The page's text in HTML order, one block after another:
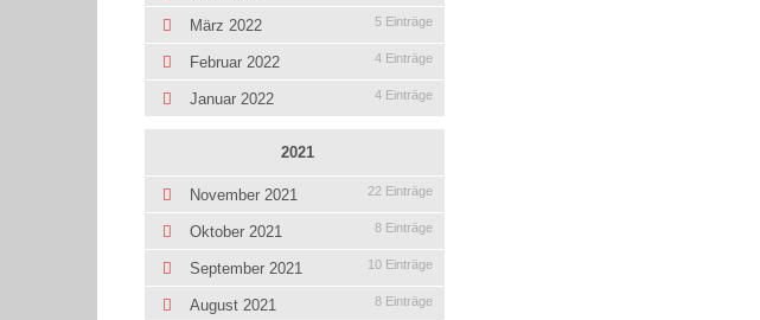
März 2022 5 Einträge
Februar 2022 4 Einträge
Januar 2022 4 Einträge
2021
November 2021 22 Einträge
Oktober 2021 8 Einträge
September 2021 10 Einträge
August 2021 8 Einträge